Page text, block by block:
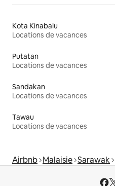
Kota Kinabalu
Locations de vacances
Putatan
Locations de vacances
Sandakan
Locations de vacances
Tawau
Locations de vacances
Airbnb Malaisie Sarawak